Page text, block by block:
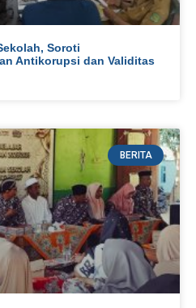
Soroti
Antikorupsi dan Validitas
BERITA